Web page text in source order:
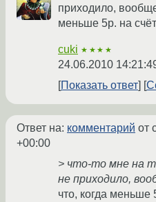
приходило,
меньше 5р. на
cuki ★★★★
24.06.2010
Показать ответ
Ответ на: комментарий от
+00:00
> что-то мне на
не приходило,
что, когда меньше